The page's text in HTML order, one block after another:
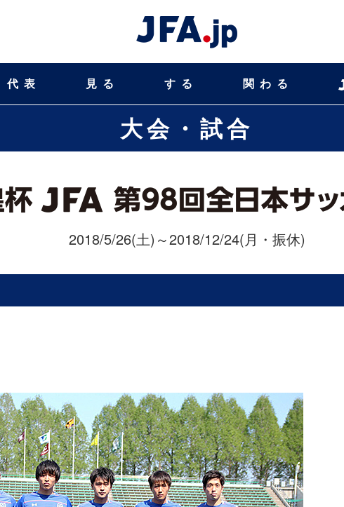
代表 見る する 関わる
大会・試合
2018/5/26(土)～2018/12/24(月・振休)